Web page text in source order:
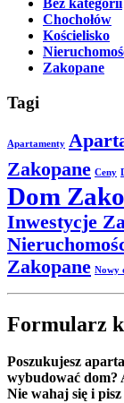
Bez kategorii
Chochołów
Kościelisko
Zakopane
Tagi
Apartamenty
Zakopane Ceny
Dom
Inwestycje
Zakopane Nowy
Formularz
Poszukujesz
wybudować dom?
Nie wahaj się i